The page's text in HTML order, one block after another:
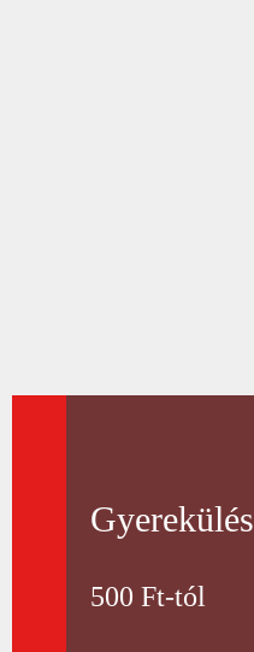
Gyerekülés
500 Ft-tól